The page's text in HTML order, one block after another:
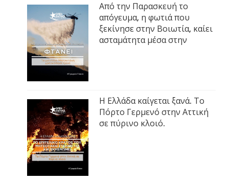
Από την Παρασκευή το
απόγευμα, η φωτιά που
ξεκίνησε στην Βοιωτία, καίει
ασταμάτητα μέσα στην
Η Ελλάδα καίγεται ξανά. Το
Πόρτο Γερμενό στην Αττική
σε πύρινο κλοιό.